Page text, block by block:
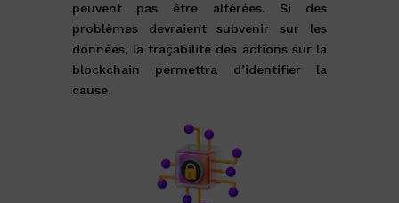
peuvent pas être altérées. Si des
problèmes devraient subvenir sur les
données, la traçabilité des actions sur la
blockchain permettra d’identifier la
cause.